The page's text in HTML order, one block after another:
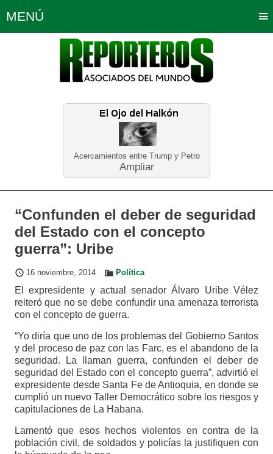
Acercamientos entre Trump y Petro
Ampliar
MENÚ
Política Opinión Bogotá
Planeta Tierra Deportes
Educación Neira
“Confunden el deber de seguridad
del Estado con el concepto
guerra”: Uribe
16 noviembre, 2014 Política
El expresidente y actual senador Álvaro Uribe Vélez
reiteró que no se debe confundir una amenaza terrorista
con el concepto de guerra.
“Yo diría que uno de los problemas del Gobierno Santos
y del proceso de paz con las Farc, es el abandono de la
seguridad. La llaman guerra, confunden el deber de
seguridad del Estado con el concepto guerra”, advirtió el
expresidente desde Santa Fe de Antioquia, en donde se
cumplió un nuevo Taller Democrático sobre los riesgos y
capitulaciones de La Habana.
Lamentó que esos hechos violentos en contra de la
población civil, de soldados y policías la justifiquen con